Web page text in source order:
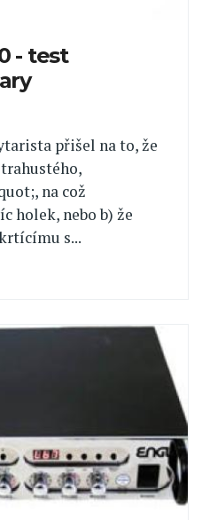
- test
přišel na to, že
na což
holek, nebo b) že
s...